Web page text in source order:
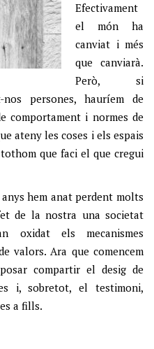
Efectivament
el món ha
canviat i més
que canviarà.
Però, si
nos persones, hauríem de
comportament i normes de
ateny les coses i els espais
que faci el que cregui
hem anat perdent molts
de la nostra una societat
oxidat els mecanismes
valors. Ara que comencem
compartir el desig de
i, sobretot, el testimoni,
a fills.